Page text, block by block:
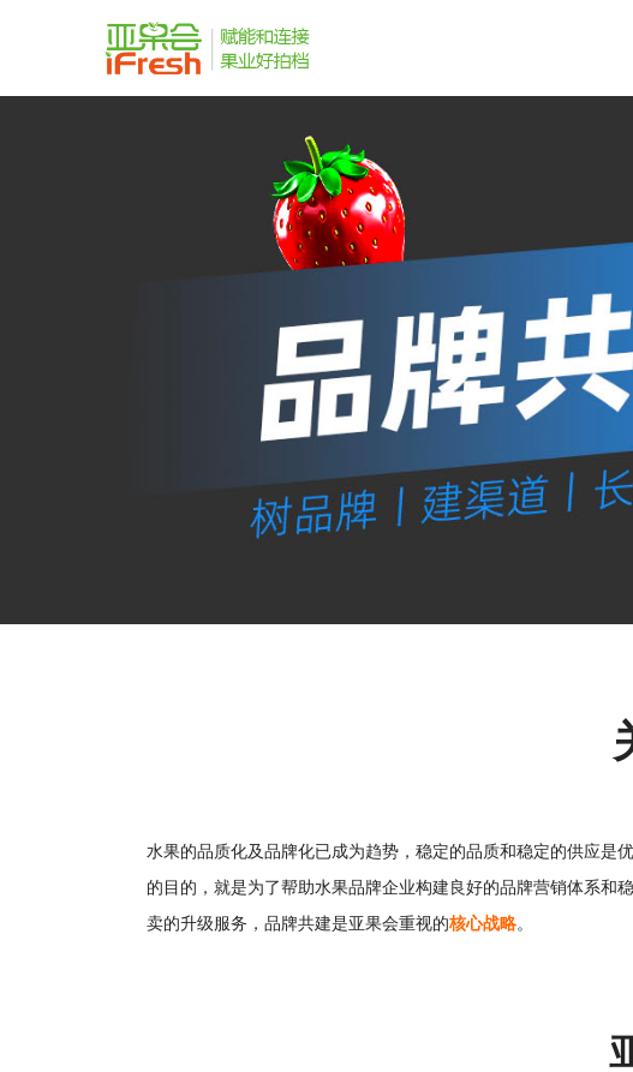
水果的品质化及品牌化已成为趋势，稳定的品质和稳定的供应是
的目的，就是为了帮助水果品牌企业构建良好的品牌营销体系和
卖的升级服务，品牌共建是亚果会重视的核心战略。